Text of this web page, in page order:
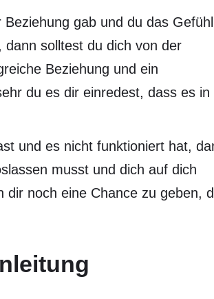
gab und du das Gefühl
solltest du dich von der
Beziehung und ein
du es dir einredest, dass es in
und es nicht funktioniert hat,
musst und dich auf dich
dir noch eine Chance zu geben,